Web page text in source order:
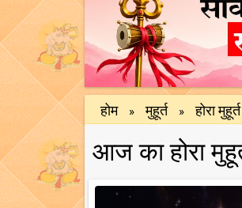
होम » मुहूर्त » होरा मुहूर्त
आज का होरा